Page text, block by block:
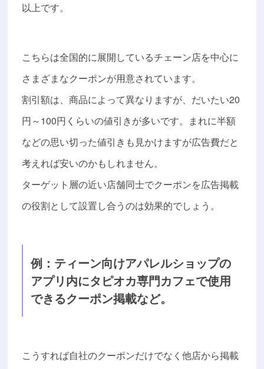
以上です。
こちらは全国的に展開しているチェーン店を中心に
さまざまなクーポンが用意されています。
割引額は、商品によって異なりますが、だいたい20
円～100円くらいの値引きが多いです。まれに半額
などの思い切った値引きも見かけますが広告費だと
考えれば安いのかもしれません。
ターゲット層の近い店舗同士でクーポンを広告掲載
の役割として設置し合うのは効果的でしょう。
例：ティーン向けアパレルショップの
アプリ内にタピオカ専門カフェで使用
できるクーポン掲載など。
こうすれば自社のクーポンだけでなく他店から掲載